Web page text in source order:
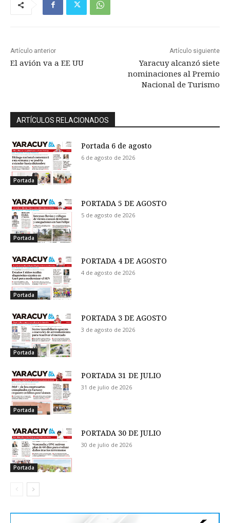
Artículo anterior
El avión va a EE UU
Artículo siguiente
Yaracuy alcanzó siete
nominaciones al Premio
Nacional de Turismo
ARTÍCULOS RELACIONADOS
Portada
Portada 6 de agosto
6 de agosto de 2026
Portada
PORTADA 5 DE AGOSTO
5 de agosto de 2026
Portada
PORTADA 4 DE AGOSTO
4 de agosto de 2026
Portada
PORTADA 3 DE AGOSTO
3 de agosto de 2026
Portada
PORTADA 31 DE JULIO
31 de julio de 2026
Portada
PORTADA 30 DE JULIO
30 de julio de 2026